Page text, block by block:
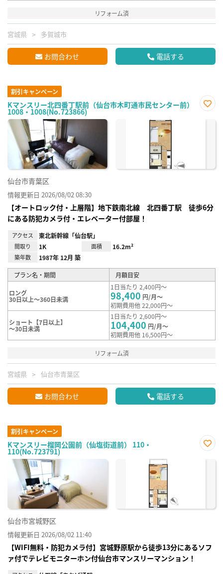
リフォーム済
宮城県 多賀城市
お問合わせ 電話する
割引キャンペーン
Kマンスリー北四番丁駅前（仙台市木町通市民センター前）
1008・1008(No.723866)
に入
仙台市青葉区
情報更新日 2026/08/02 08:30
【オートロック付・上層階】地下鉄南北線 北四番丁駅 徒歩6分
にある防犯カメラ付・エレベーター付部屋！
アクセス 東北新幹線「仙台駅」
間取り 1K 面積 16.2m²
築年数 1987年 12月 築
プラン名・期間 月額目安
ロング
30日以上～360日未満
1日当たり 2,400円～
98,400 円/月～
初期費用他 22,000円～
ショート【7日以上】
～30日未満
1日当たり 2,600円～
104,400 円/月～
初期費用他 16,500円～
リフォーム済
宮城県 仙台市青葉区
お問合わせ 電話する
割引キャンペーン
Kマンスリー榴岡公園前（仙塩街道前） 110・
110(No.723791)
に入
仙台市宮城野区
情報更新日 2026/08/02 11:40
【WIFI無料・防犯カメラ付】宮城野原駅から徒歩13分にあるソフ
ァ付でテレビモニターホン付仙台市マンスリーマンション！